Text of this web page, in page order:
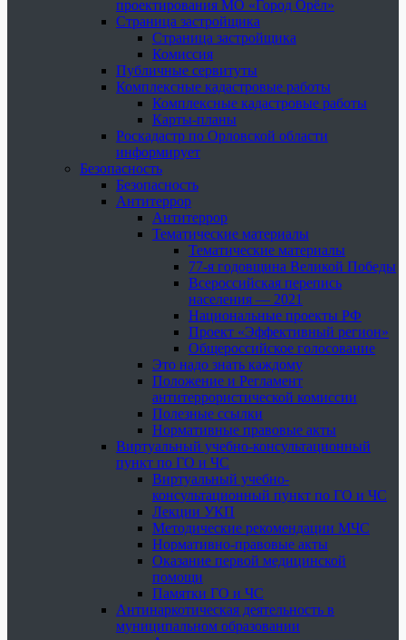
проектирования МО «Город Орёл»
Страница застройщика
Страница застройщика
Комиссия
Публичные сервитуты
Комплексные кадастровые работы
Комплексные кадастровые работы
Карты-планы
Роскадастр по Орловской области
информирует
Безопасность
Безопасность
Антитеррор
Антитеррор
Тематические материалы
Тематические материалы
77-я годовщина Великой Победы
Всероссийская перепись
населения — 2021
Национальные проекты РФ
Проект «Эффективный регион»
Общероссийское голосование
Это надо знать каждому
Положение и Регламент
антитеррористической комиссии
Полезные ссылки
Нормативные правовые акты
Виртуальный учебно-консультационный
пункт по ГО и ЧС
Виртуальный учебно-
консультационный пункт по ГО и ЧС
Лекции УКП
Методические рекомендации МЧС
Нормативно-правовые акты
Оказание первой медицинской
помощи
Памятки ГО и ЧС
Антинаркотическая деятельность в
муниципальном образовании